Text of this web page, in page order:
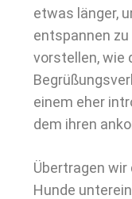
etwas länger,
entspannen zu
vorstellen, wie
einem eher
dem ihren
Übertragen
Hunde